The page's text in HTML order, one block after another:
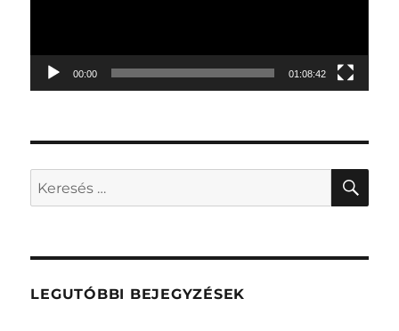
00:00 01:08:42
Keresés
a
kifejezésre:
LEGUTÓBBI BEJEGYZÉSEK